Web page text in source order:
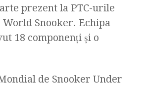
prezent la PTC-urile
Snooker. Echipa
18 componenţi şi o
de Snooker Under